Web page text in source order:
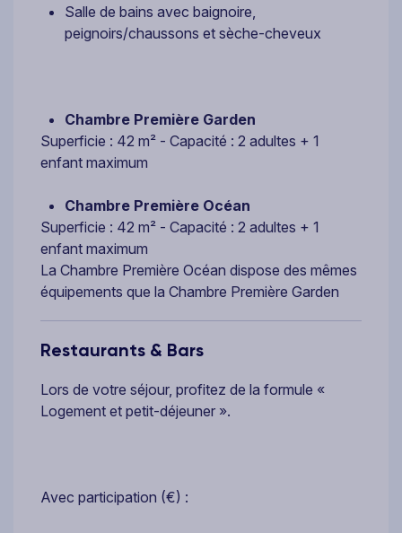
Salle de bains avec baignoire,
peignoirs/chaussons et sèche-cheveux
Chambre Première Garden
Superficie : 42 m² - Capacité : 2 adultes + 1
enfant maximum
Chambre Première Océan
Superficie : 42 m² - Capacité : 2 adultes + 1
enfant maximum
La Chambre Première Océan dispose des mêmes
équipements que la Chambre Première Garden
Restaurants & Bars
Lors de votre séjour, profitez de la formule «
Logement et petit-déjeuner ».
Avec participation (€) :